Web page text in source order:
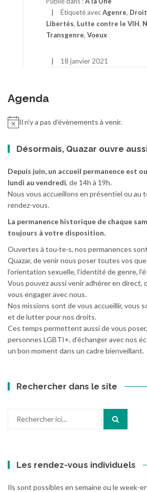
Étiqueté avecAgenre,
Libertés, Lutte contre le VIH,
Transgenre, Voeux
18 janvier 2021
Agenda
Il n’y a pas d’évènements à venir.
Désormais, Quazar ouvre
Depuis juin, un accueil permanence est
lundi au vendredi, de 14h à 19h.
Nous vous accueillons en présentiel ou au
rendez-vous.
La permanence historique de chaque
toujours à votre disposition.
Ouvertes à tou·te·s, nos permanences
Quazar, de venir nous poser toutes vos
l’orientation sexuelle, l’identité de genre,
Vous pouvez aussi venir adhérer en direct,
vous engager avec nous.
Nos missions sont de vous accueillir, vous
et de lutter pour nos droits.
Ces temps permettent aussi de vous
personnes LGBTI+, d’échanger avec nos
un bon moment dans un cadre bienveillant.
Rechercher dans le site
Les rendez-vous individuels
Ils sont possibles en semaine ou le week-